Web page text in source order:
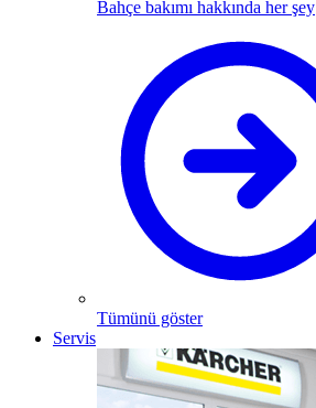
Bahçe bakımı hakkında her şey
Tümünü göster
Servis